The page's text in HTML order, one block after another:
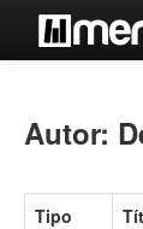
Búsqueda
Autor:
Tipo